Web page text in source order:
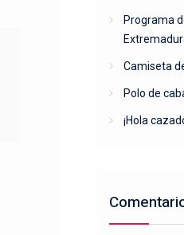
Programa
Camiseta
Polo de
¡Hola